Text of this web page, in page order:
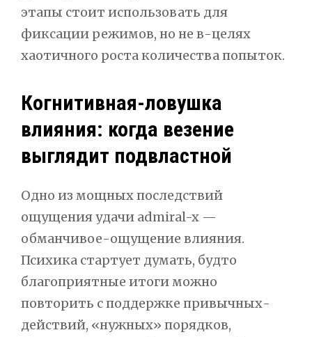
этапы стоит использовать для
фиксации режимов, но не в-целях
хаотичного роста количества попыток.
Когнитивная-ловушка
влияния: когда везение
выглядит подвластной
Одно из мощных последствий
ощущения удачи admiral-x —
обманчивое-ощущение влияния.
Психика стартует думать, будто
благоприятные итоги можно
повторить с поддержке привычных-
действий, «нужных» порядков,